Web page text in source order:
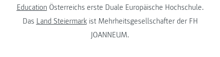
Education Österreichs erste Duale Europäische Hochschule.
Das Land Steiermarkist Mehrheitsgesellschafter der FH
JOANNEUM.